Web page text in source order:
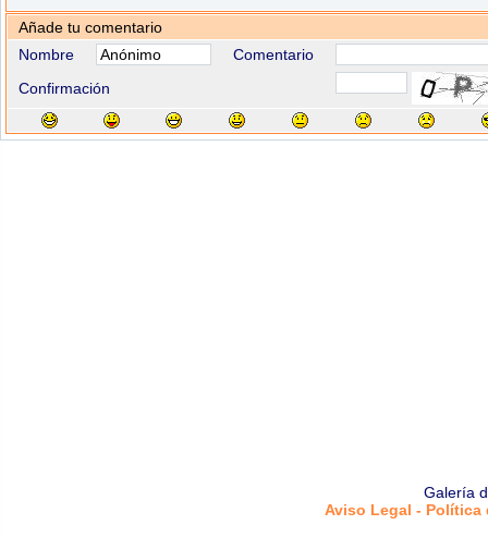
Añade tu comentario
Nombre
Comentario
Confirmación
Galería
Aviso Legal -